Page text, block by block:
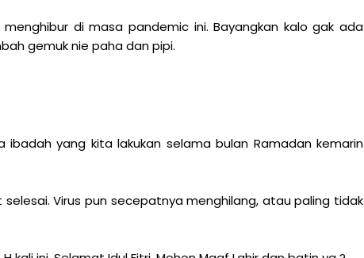
di masa pandemic ini. Bayangkan kalo gak ada
gemuk nie paha dan pipi.
yang kita lakukan selama bulan Ramadan kemarin
Virus pun secepatnya menghilang, atau paling tidak